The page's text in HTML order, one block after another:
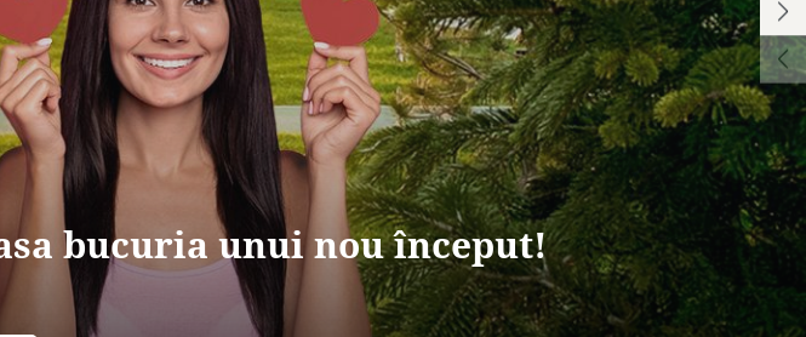
bucuria unui nou început!